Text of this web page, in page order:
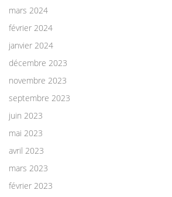
mars 2024
février 2024
janvier 2024
décembre 2023
novembre 2023
septembre 2023
juin 2023
mai 2023
avril 2023
mars 2023
février 2023